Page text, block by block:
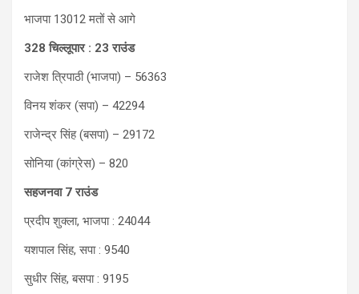
भाजपा 13012 मतों से आगे
328 चिल्लूपार : 23 राउंड
राजेश त्रिपाठी (भाजपा) – 56363
विनय शंकर (सपा) – 42294
राजेन्द्र सिंह (बसपा) – 29172
सोनिया (कांग्रेस) – 820
सहजनवा 7 राउंड
प्रदीप शुक्ला, भाजपा : 24044
यशपाल सिंह, सपा : 9540
सुधीर सिंह, बसपा : 9195